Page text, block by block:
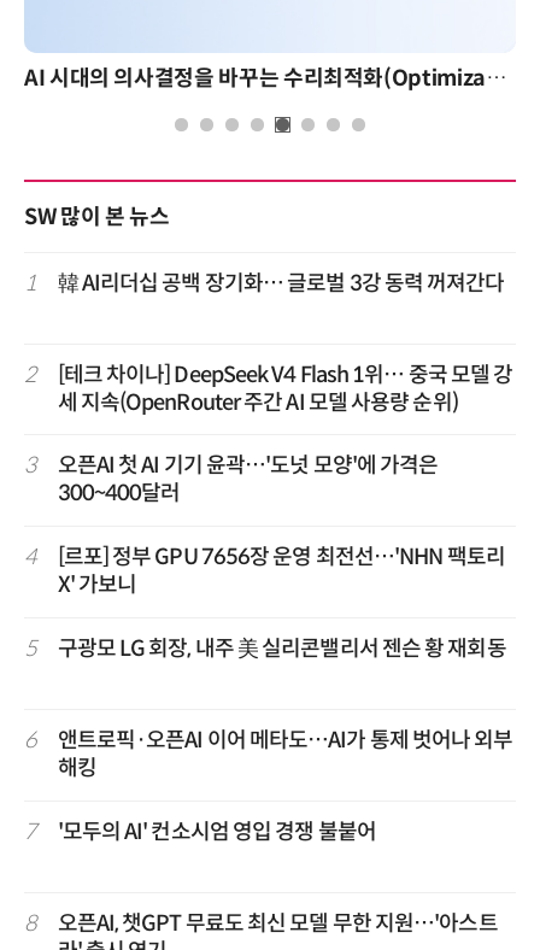
AI 시대의 의사결정을 바꾸는 수리최적화(Optimization): 실제 산업 적용 사례와 활용 전략
SW 많이 본 뉴스
1 韓 AI리더십 공백 장기화… 글로벌 3강 동력 꺼져간다
2
[테크 차이나] DeepSeek V4 Flash 1위… 중국 모델 강
세 지속(OpenRouter 주간 AI 모델 사용량 순위)
3
오픈AI 첫 AI 기기 윤곽…'도넛 모양'에 가격은
300~400달러
4
[르포] 정부 GPU 7656장 운영 최전선…'NHN 팩토리
X' 가보니
5 구광모 LG 회장, 내주 美 실리콘밸리서 젠슨 황 재회동
6
앤트로픽·오픈AI 이어 메타도…AI가 통제 벗어나 외부
해킹
7 '모두의 AI' 컨소시엄 영입 경쟁 불붙어
8
오픈AI, 챗GPT 무료도 최신 모델 무한 지원…'아스트